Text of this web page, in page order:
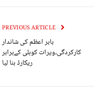
بابر اعظم کی شاندار
کارکردگی،ویرات کوہلی کےبرابر
ریکارڈ بنا لیا